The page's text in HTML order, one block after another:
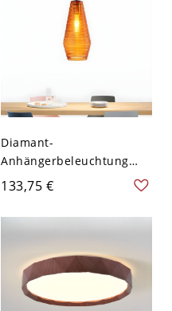
Diamant-
Anhängerbeleuchtung
Modernismus
Bernsteinfarbenes Glas 7"
W 1-Licht Schwarze
133,75 €